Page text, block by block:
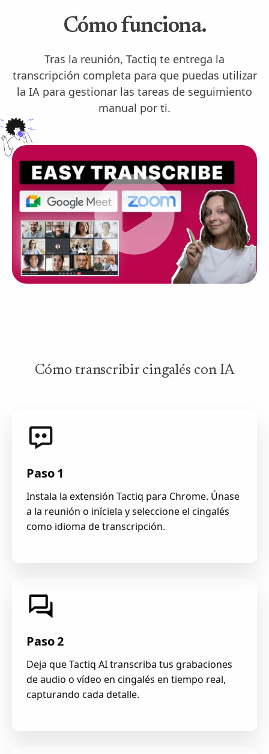
Cómo funciona.
Tras la reunión, Tactiq te entrega la
transcripción completa para que puedas utilizar
la IA para gestionar las tareas de seguimiento
manual por ti.
Cómo transcribir cingalés con IA
Paso 1
Instala la extensión Tactiq para Chrome. Únase
a la reunión o iníciela y seleccione el cingalés
como idioma de transcripción.
Paso 2
Deja que Tactiq AI transcriba tus grabaciones
de audio o vídeo en cingalés en tiempo real,
capturando cada detalle.